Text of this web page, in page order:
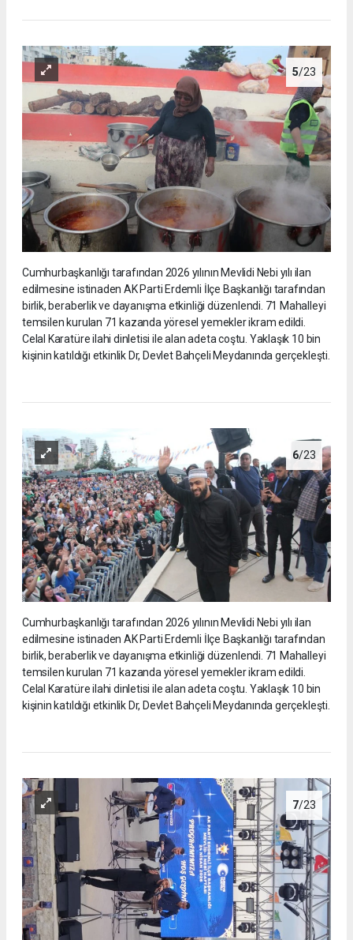
5/23
Cumhurbaşkanlığı tarafından 2026 yılının Mevlidi Nebi yılı ilan
edilmesine istinaden AK Parti Erdemli İlçe Başkanlığı tarafından
birlik, beraberlik ve dayanışma etkinliği düzenlendi. 71 Mahalleyi
temsilen kurulan 71 kazanda yöresel yemekler ikram edildi.
Celal Karatüre ilahi dinletisi ile alan adeta coştu. Yaklaşık 10 bin
kişinin katıldığı etkinlik Dr, Devlet Bahçeli Meydanında gerçekleşti.
6/23
Cumhurbaşkanlığı tarafından 2026 yılının Mevlidi Nebi yılı ilan
edilmesine istinaden AK Parti Erdemli İlçe Başkanlığı tarafından
birlik, beraberlik ve dayanışma etkinliği düzenlendi. 71 Mahalleyi
temsilen kurulan 71 kazanda yöresel yemekler ikram edildi.
Celal Karatüre ilahi dinletisi ile alan adeta coştu. Yaklaşık 10 bin
kişinin katıldığı etkinlik Dr, Devlet Bahçeli Meydanında gerçekleşti.
7/23